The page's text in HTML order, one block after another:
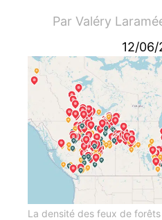
Par Valéry
12/
La densité des feux de